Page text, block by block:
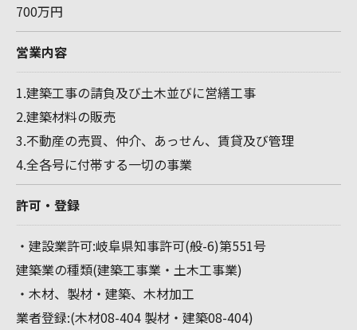
700万円
営業内容
1.建築工事の請負及び土木並びに営繕工事
2.建築材料の販売
3.不動産の売買、仲介、あっせん、賃貸及び管理
4.全各号に付帯する一切の事業
許可・登録
・建設業許可:岐阜県知事許可(般-6)第551号
建築業の種類(建築工事業・土木工事業)
・木材、製材・建築、木材加工
業者登録:(木材08-404 製材・建築08-404)
お問い合わせはこちら